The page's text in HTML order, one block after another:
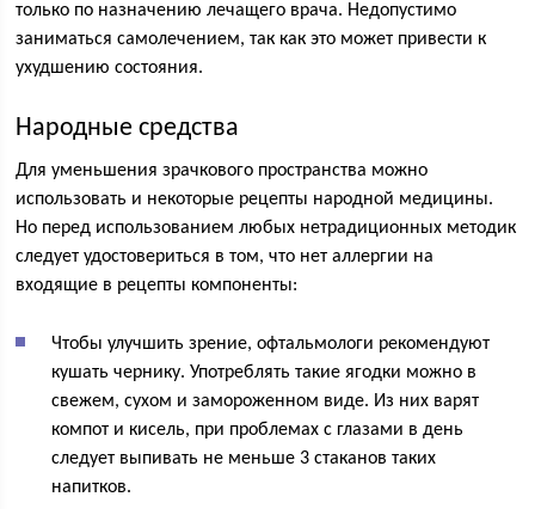
только по назначению лечащего врача. Недопустимо
заниматься самолечением, так как это может привести к
ухудшению состояния.
Народные средства
Для уменьшения зрачкового пространства можно
использовать и некоторые рецепты народной медицины.
Но перед использованием любых нетрадиционных методик
следует удостовериться в том, что нет аллергии на
входящие в рецепты компоненты:
Чтобы улучшить зрение, офтальмологи рекомендуют
кушать чернику. Употреблять такие ягодки можно в
свежем, сухом и замороженном виде. Из них варят
компот и кисель, при проблемах с глазами в день
следует выпивать не меньше 3 стаканов таких
напитков.